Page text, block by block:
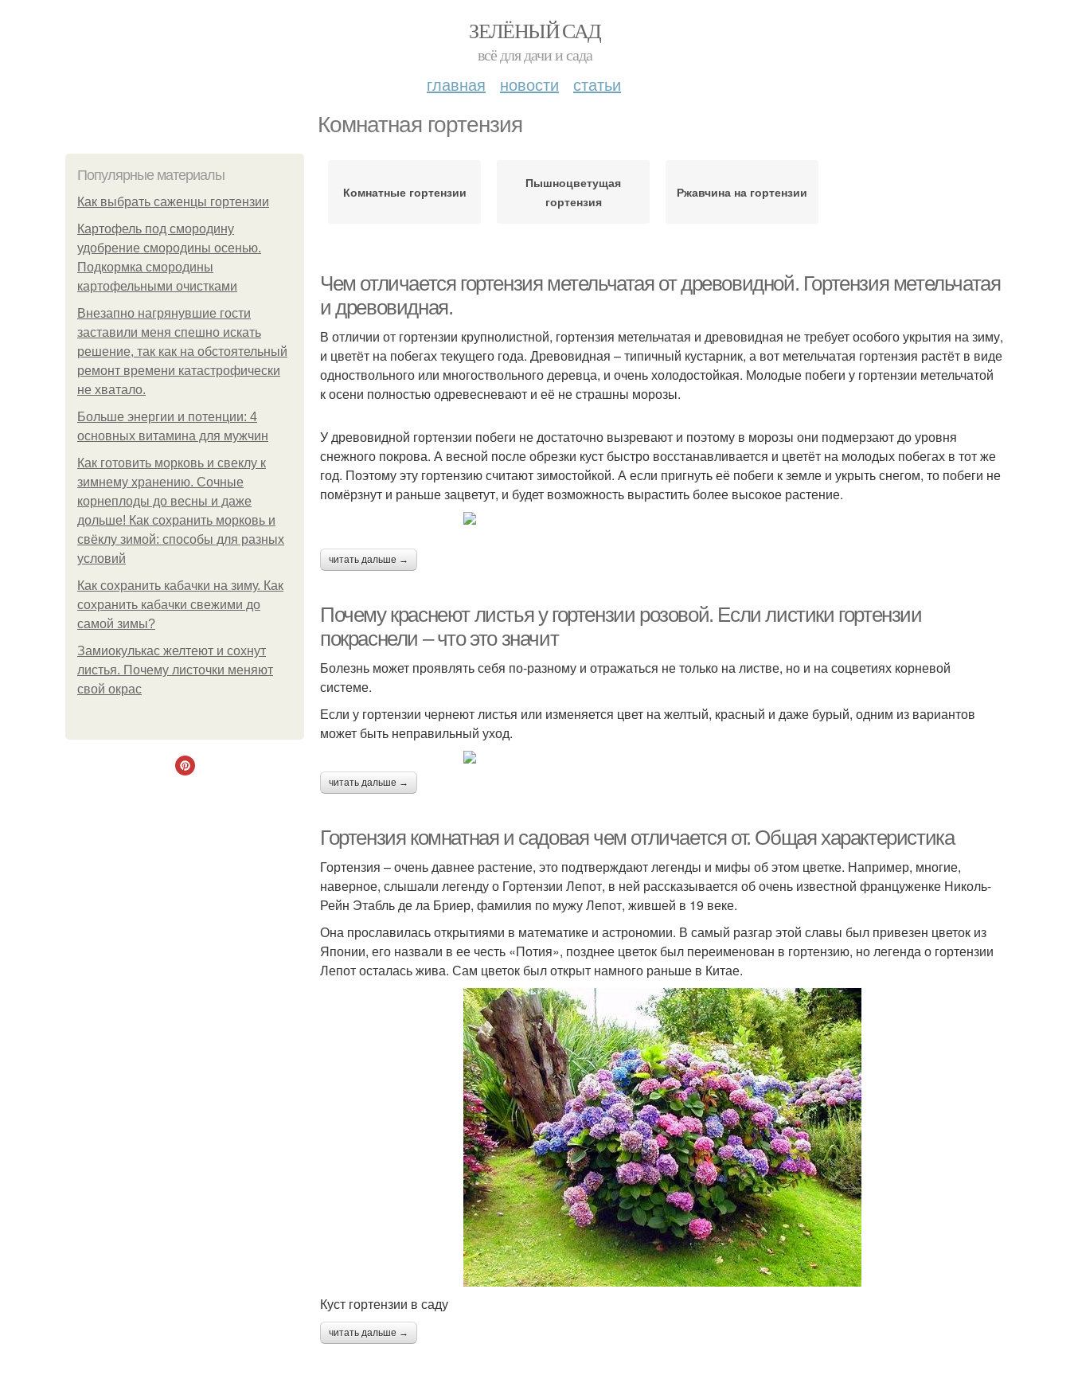
ЗЕЛЁНЫЙ САД
всё для дачи и сада
главная новости статьи
Комнатная гортензия
Популярные материалы
Как выбрать саженцы гортензии
Картофель под смородину
удобрение смородины осенью.
Подкормка смородины
картофельными очистками
Внезапно нагрянувшие гости
заставили меня спешно искать
решение, так как на обстоятельный
ремонт времени катастрофически
не хватало.
Больше энергии и потенции: 4
основных витамина для мужчин
Как готовить морковь и свеклу к
зимнему хранению. Сочные
корнеплоды до весны и даже
дольше! Как сохранить морковь и
свёклу зимой: способы для разных
условий
Как сохранить кабачки на зиму. Как
сохранить кабачки свежими до
самой зимы?
Замиокулькас желтеют и сохнут
листья. Почему листочки меняют
свой окрас
Комнатные гортензии
Пышноцветущая
гортензия
Ржавчина на гортензии
Чем отличается гортензия метельчатая от древовидной. Гортензия метельчатая
и древовидная.
В отличии от гортензии крупнолистной, гортензия метельчатая и древовидная не требует особого укрытия на зиму,
и цветёт на побегах текущего года. Древовидная – типичный кустарник, а вот метельчатая гортензия растёт в виде
одноствольного или многоствольного деревца, и очень холодостойкая. Молодые побеги у гортензии метельчатой
к осени полностью одревесневают и её не страшны морозы.
У древовидной гортензии побеги не достаточно вызревают и поэтому в морозы они подмерзают до уровня
снежного покрова. А весной после обрезки куст быстро восстанавливается и цветёт на молодых побегах в тот же
год. Поэтому эту гортензию считают зимостойкой. А если пригнуть её побеги к земле и укрыть снегом, то побеги не
помёрзнут и раньше зацветут, и будет возможность вырастить более высокое растение.
читать дальше →
Почему краснеют листья у гортензии розовой. Если листики гортензии
покраснели – что это значит
Болезнь может проявлять себя по-разному и отражаться не только на листве, но и на соцветиях корневой
системе.
Если у гортензии чернеют листья или изменяется цвет на желтый, красный и даже бурый, одним из вариантов
может быть неправильный уход.
читать дальше →
Гортензия комнатная и садовая чем отличается от. Общая характеристика
Гортензия – очень давнее растение, это подтверждают легенды и мифы об этом цветке. Например, многие,
наверное, слышали легенду о Гортензии Лепот, в ней рассказывается об очень известной француженке Николь-
Рейн Этабль де ла Бриер, фамилия по мужу Лепот, жившей в 19 веке.
Она прославилась открытиями в математике и астрономии. В самый разгар этой славы был привезен цветок из
Японии, его назвали в ее честь «Потия», позднее цветок был переименован в гортензию, но легенда о гортензии
Лепот осталась жива. Сам цветок был открыт намного раньше в Китае.
Куст гортензии в саду
читать дальше →